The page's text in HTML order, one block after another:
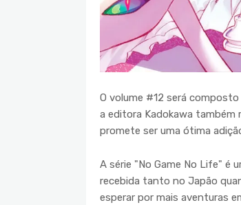
O volume #12 será
a editora Kadokawa também
promete ser uma ótima
A série "No Game No Life" é
recebida tanto no Japão
esperar por mais aventuras